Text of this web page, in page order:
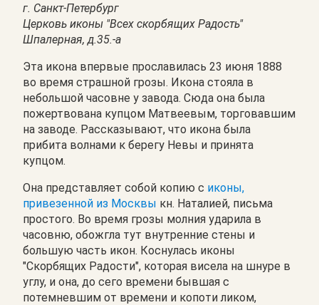
г. Санкт-Петербург
Церковь иконы "Всех скорбящих Радость"
Шпалерная, д.35.-а
Эта икона впервые прославилась 23 июня 1888
во время страшной грозы. Икона стояла в
небольшой часовне у завода. Сюда она была
пожертвована купцом Матвеевым, торговавшим
на заводе. Рассказывают, что икона была
прибита волнами к берегу Невы и принята
купцом.
Она представляет собой копию с иконы,
привезенной из Москвы кн. Наталией, письма
простого. Во время грозы молния ударила в
часовню, обожгла тут внутренние стены и
большую часть икон. Коснулась иконы
"Скорбящих Радости", которая висела на шнуре в
углу, и она, до сего времени бывшая с
потемневшим от времени и копоти ликом,